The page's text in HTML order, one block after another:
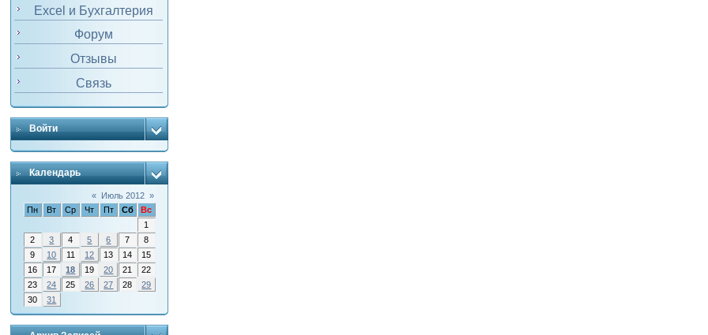
Excel и Бухгалтерия
Форум
Отзывы
Связь
Войти
Календарь
« Июль 2012 »
Пн
Вт Ср Чт Пт Сб
Вс
1
2
3 4 5 6 7
8
9
10 11 12 13 14
15
16
17 18 19 20 21
22
23
24 25 26 27 28
29
30
31